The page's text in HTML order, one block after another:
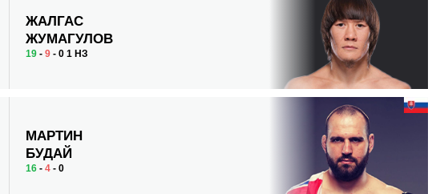
ЖАЛГАС
ЖУМАГУЛОВ
19 -9 - 0 1 НЗ
МАРТИН
БУДАЙ
16 -4 - 0